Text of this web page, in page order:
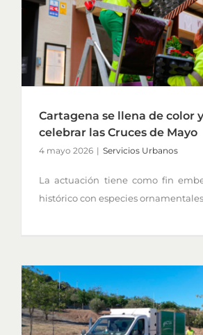
Cartagena se llena de color
celebrar las Cruces de Mayo
4 mayo 2026 | Servicios Urbanos
La actuación tiene como fin
histórico con especies